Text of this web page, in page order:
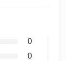
0
0